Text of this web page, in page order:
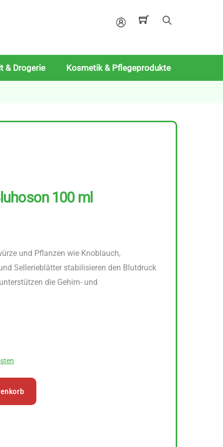
Mein
& Drogerie Kosmetik & Pflegeprodukte
100 ml
und Pflanzen wie Knoblauch,
Sellerieblätter stabilisieren den Blutdruck
die Gehirn- und